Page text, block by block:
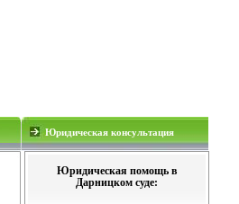
Юридическая консультация
Юридическая помощь в
Дарницком суде: